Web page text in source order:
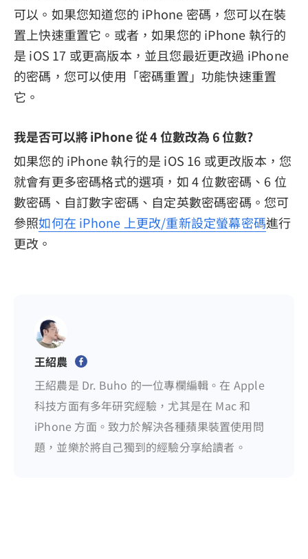
可以。如果您知道您的 iPhone 密碼，您可以在裝
置上快速重置它。或者，如果您的 iPhone 執行的
是 iOS 17 或更高版本，並且您最近更改過 iPhone
的密碼，您可以使用「密碼重置」功能快速重置
它。
我是否可以將 iPhone 從 4 位數改為 6 位數?
如果您的 iPhone 執行的是 iOS 16 或更改版本，您
就會有更多密碼格式的選項，如 4 位數密碼、6 位
數密碼、自訂數字密碼、自定英數密碼密碼。您可
參照如何在 iPhone 上更改/重新設定螢幕密碼進行
更改。
王紹農
王紹農是 Dr. Buho 的一位專欄編輯。在 Apple
科技方面有多年研究經驗，尤其是在 Mac 和
iPhone 方面。致力於解決各種蘋果裝置使用問
題，並樂於將自己獨到的經驗分享給讀者。